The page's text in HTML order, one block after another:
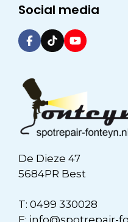
Social media
De Dieze 47
5684PR Best
T: 0499 330028